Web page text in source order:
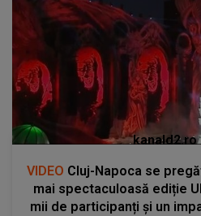
kanald2.ro
VIDEO Cluj-Napoca se
mai spectaculoasă ediție
mii de participanți și un